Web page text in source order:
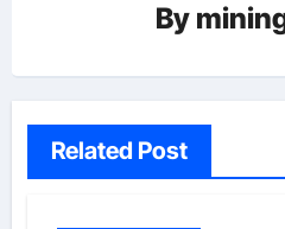
By
Related Post